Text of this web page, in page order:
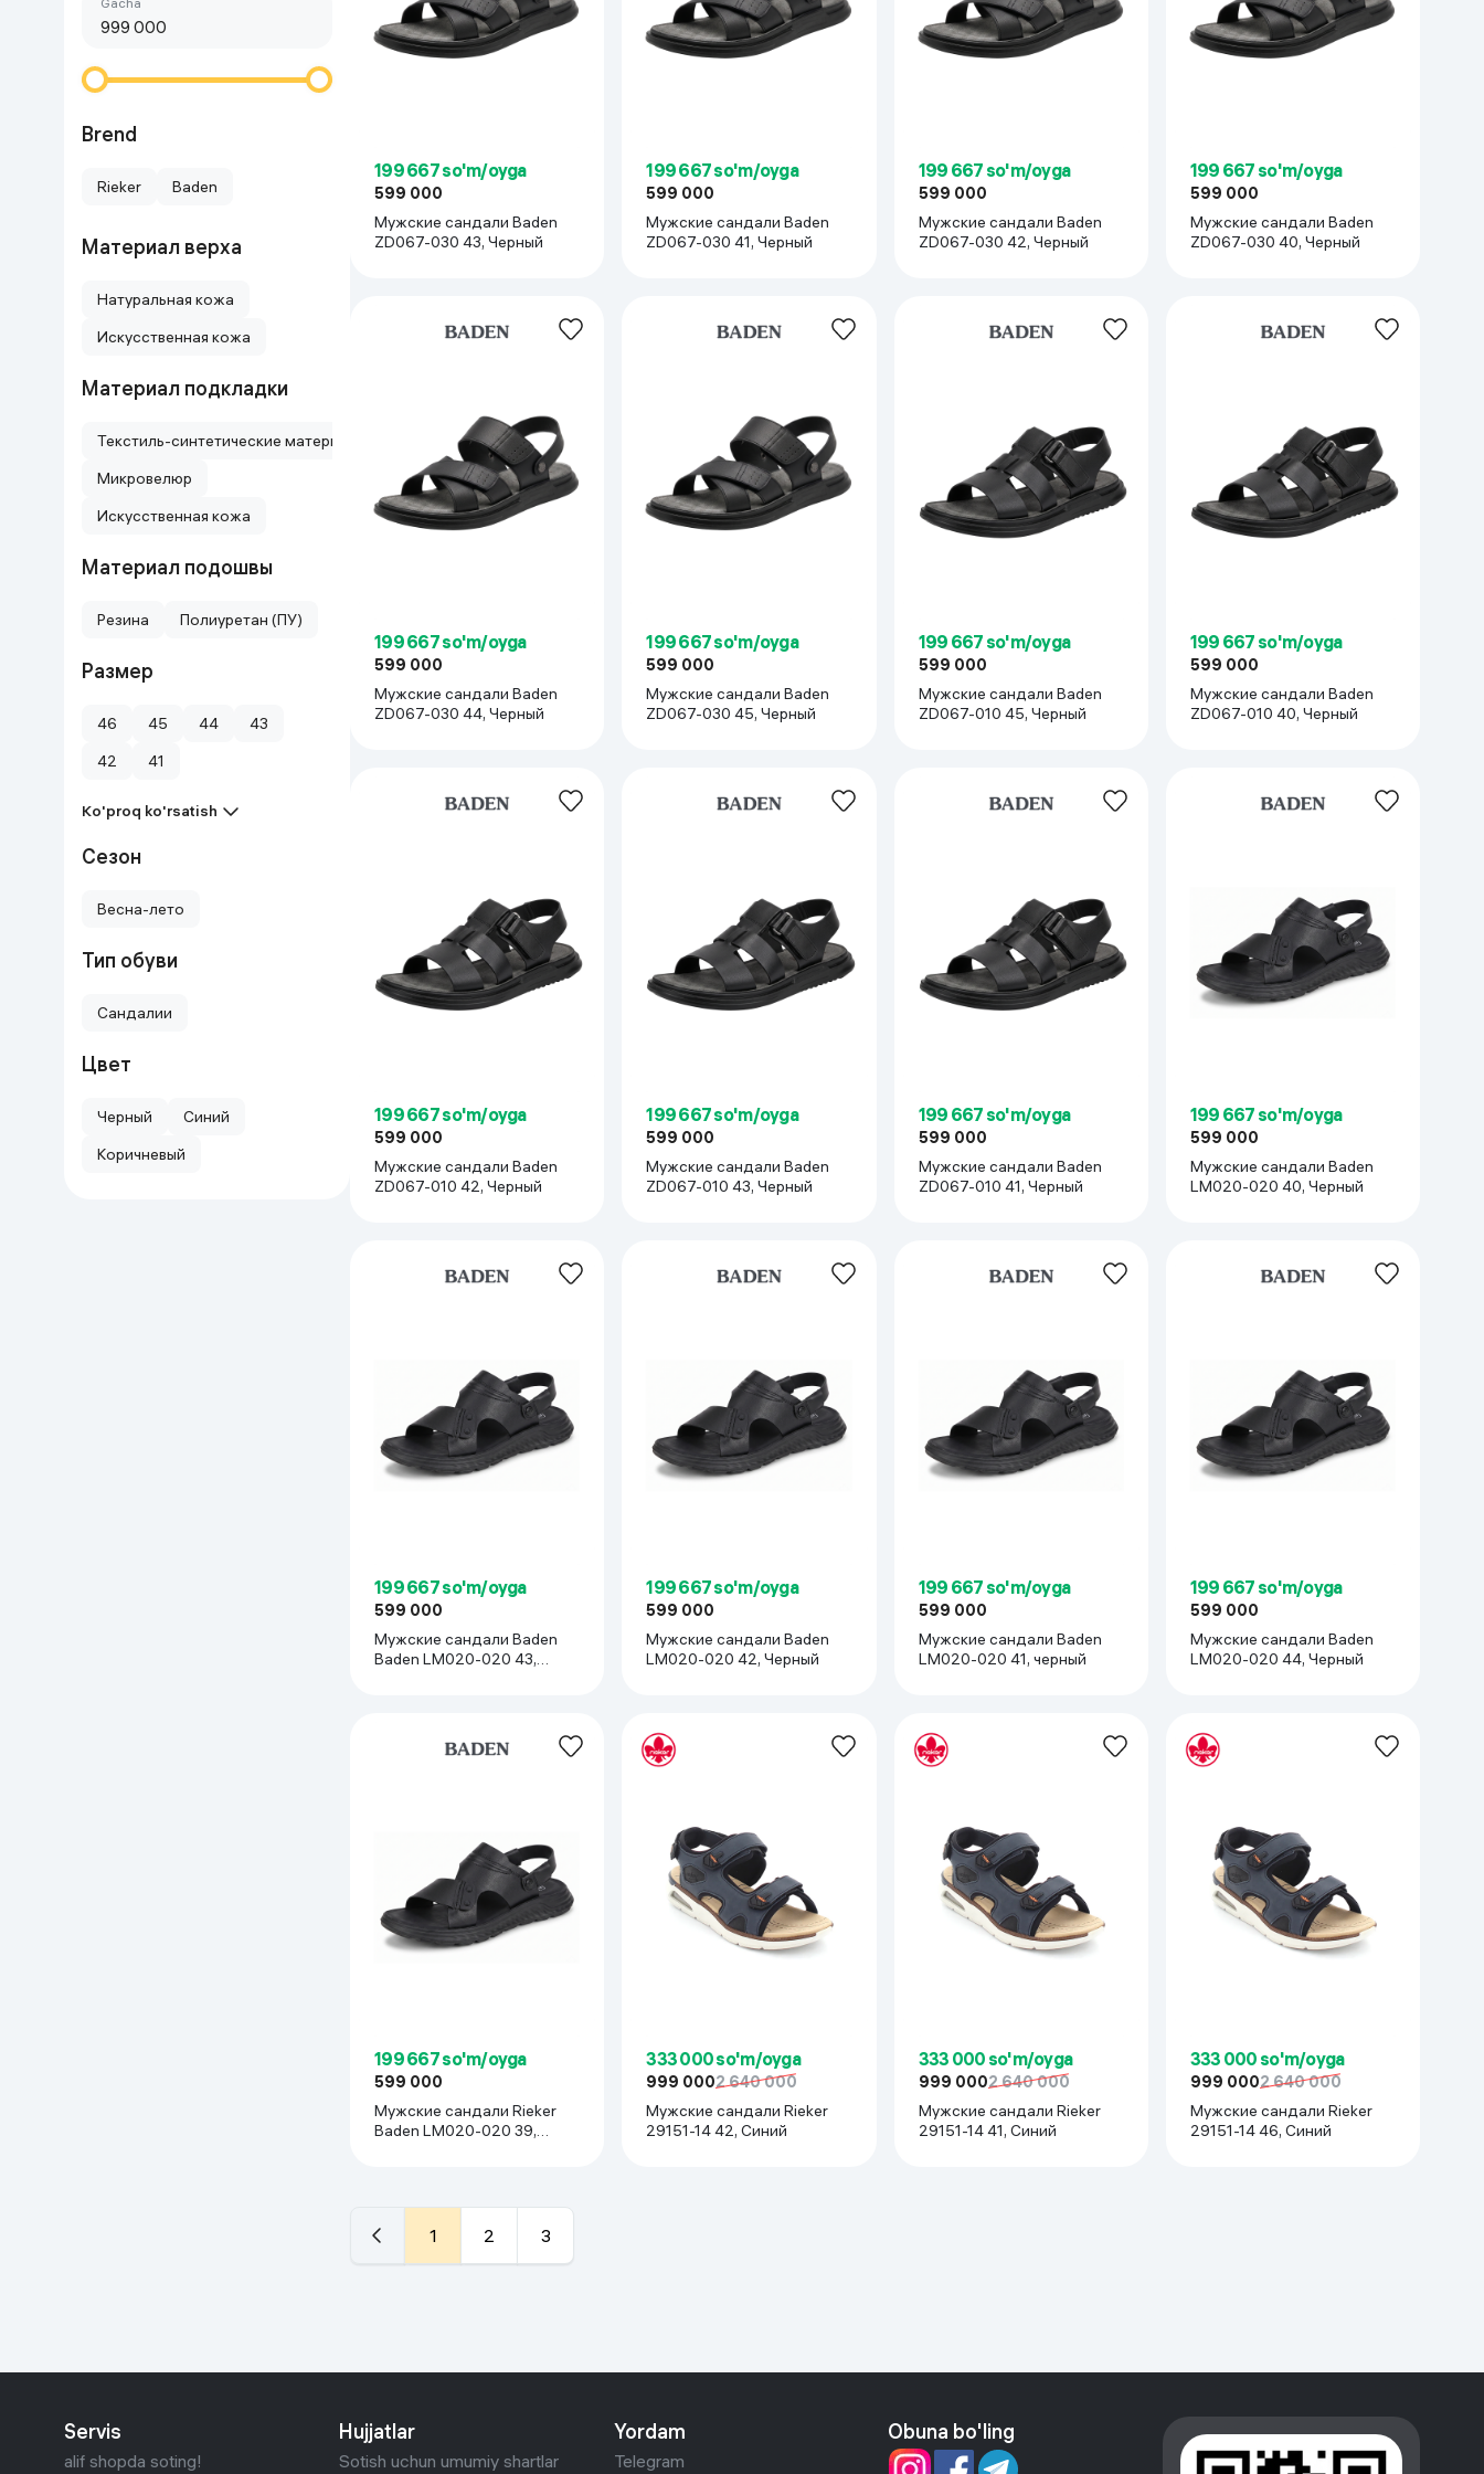
Go‘zallik va parvarish
O'yin uchun texnika
Sport tovarlari
Avtotovarlar
Bolalar buyumlari
Uy va bog‘
Kanselyariya
kiyimlar
Virtual haqiqat ko'zoynaklari
Aqlli ko‘zoynaklar
Kameralar
Brend
Rieker Baden
Материал верха
Натуральная кожа
Искусственная кожа
Материал подкладки
Текстиль-синтетические материалы
Микровелюр
Искусственная кожа
Материал подошвы
Резина Полиуретан (ПУ)
Размер
46 45 44
43
42
41
Ko'proq ko'rsatish
Сезон
Весна-лето
Тип обуви
Сандалии
Цвет
Черный
Синий
Коричневый
199 667 so'm/oyga
599 000
Мужские сандали Baden
ZD067-030 43, Черный
199 667 so'm/oyga
599 000
Мужские сандали Baden
ZD067-030 41, Черный
199 667 so'm/oyga
599 000
Мужские сандали Baden
ZD067-030 42, Черный
199 667 so'm/oyga
599 000
Мужские сандали Baden
ZD067-030 40, Черный
199 667 so'm/oyga
599 000
Мужские сандали Baden
ZD067-030 44, Черный
199 667 so'm/oyga
599 000
Мужские сандали Baden
ZD067-030 45, Черный
199 667 so'm/oyga
599 000
Мужские сандали Baden
ZD067-010 45, Черный
199 667 so'm/oyga
599 000
Мужские сандали Baden
ZD067-010 40, Черный
199 667 so'm/oyga
599 000
Мужские сандали Baden
ZD067-010 42, Черный
199 667 so'm/oyga
599 000
Мужские сандали Baden
ZD067-010 43, Черный
199 667 so'm/oyga
599 000
Мужские сандали Baden
ZD067-010 41, Черный
199 667 so'm/oyga
599 000
Мужские сандали Baden
LM020-020 40, Черный
199 667 so'm/oyga
599 000
Мужские сандали Baden
Baden LM020-020 43,
199 667 so'm/oyga
599 000
Мужские сандали Baden
LM020-020 42, Черный
199 667 so'm/oyga
599 000
Мужские сандали Baden
LM020-020 41, черный
199 667 so'm/oyga
599 000
Мужские сандали Baden
LM020-020 44, Черный
199 667 so'm/oyga
599 000
Мужские сандали Rieker
Baden LM020-020 39,
333 000 so'm/oyga
999 0002 640 000
Мужские сандали Rieker
29151-14 42, Синий
333 000 so'm/oyga
999 0002 640 000
Мужские сандали Rieker
29151-14 41, Синий
333 000 so'm/oyga
999 0002 640 000
Мужские сандали Rieker
29151-14 46, Синий
1 2 3
Servis
alif shopda soting!
Hujjatlar
Sotish uchun umumiy shartlar
Yordam
Telegram
Obuna bo'ling